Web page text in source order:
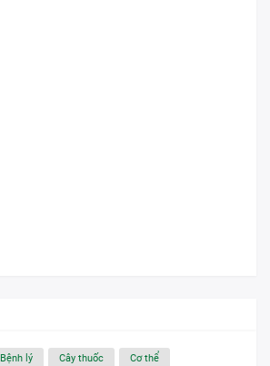
Bệnh lý Cây thuốc Cơ thể